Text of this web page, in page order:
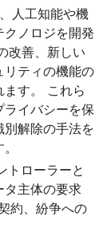
人工知能や機
ノロジを開発
改善、新しい
リティの機能の
す。 これら
イバシーを保
解除の手法を
トローラーと
タ主体の要求
約、紛争への